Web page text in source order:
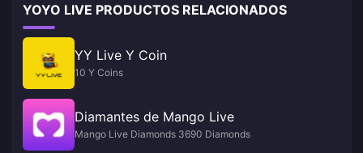
YOYO LIVE PRODUCTOS RELACIONADOS
YY Live Y Coin
10 Y Coins
Diamantes de Mango Live
Mango Live Diamonds 3690 Diamonds